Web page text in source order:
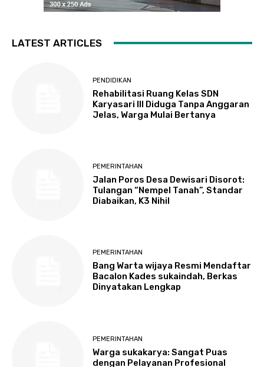
LATEST ARTICLES
PENDIDIKAN
Rehabilitasi Ruang Kelas SDN
Karyasari III Diduga Tanpa Anggaran
Jelas, Warga Mulai Bertanya
PEMERINTAHAN
Jalan Poros Desa Dewisari Disorot:
Tulangan “Nempel Tanah”, Standar
Diabaikan, K3 Nihil
PEMERINTAHAN
Bang Warta wijaya Resmi Mendaftar
Bacalon Kades sukaindah, Berkas
Dinyatakan Lengkap
PEMERINTAHAN
Warga sukakarya: Sangat Puas
dengan Pelayanan Profesional